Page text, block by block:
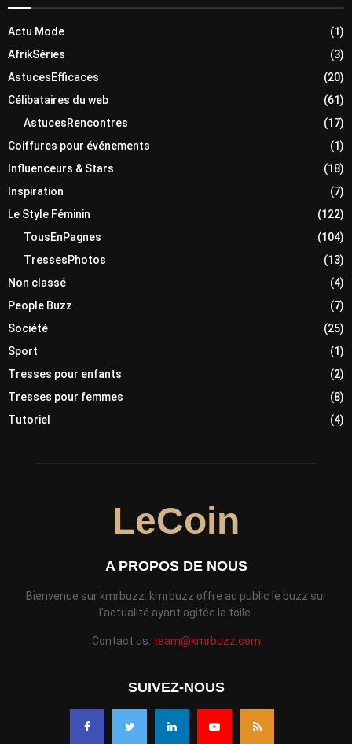
Actu Mode
(1)
AfrikSéries
(3)
AstucesEfficaces
(20)
Célibataires du web
(61)
AstucesRencontres
(17)
Coiffures pour événements
(1)
Influenceurs & Stars
(18)
Inspiration
(7)
Le Style Féminin
(122)
TousEnPagnes
(104)
TressesPhotos
(13)
Non classé
(4)
People Buzz
(7)
Société
(25)
Sport
(1)
Tresses pour enfants
(2)
Tresses pour femmes
(8)
Tutoriel
(4)
LeCoin
A PROPOS DE NOUS
Bienvenue sur kmrbuzz. kmrbuzz offre au public le buzz sur
l'actualité ayant agitée la toile.
Contact us: team@kmrbuzz.com
SUIVEZ-NOUS